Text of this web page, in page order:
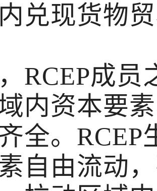
兑现货物
RCEP成
内资本要
全。
自由流动